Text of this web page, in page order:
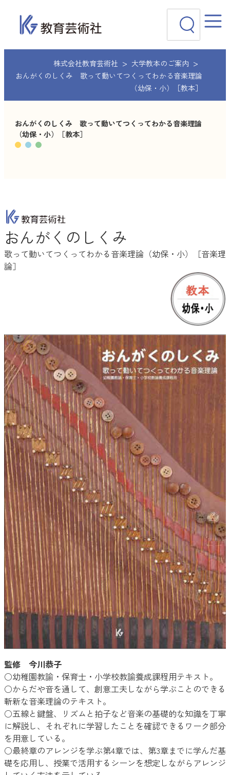
キ
株式会社教育芸術社
大学教本のご案内
おんがくのしくみ 歌って動いてつくってわかる音楽理論
（幼保・小）［教本］
おんがくのしくみ 歌って動いてつくってわかる音楽理論
（幼保・小）［教本］
おんがくのしくみ
歌って動いてつくってわかる音楽理論（幼保・小）［音楽理
論］
監修 今川恭子
○幼稚園教諭・保育士・小学校教諭養成課程用テキスト。
○からだや音を通して、創意工夫しながら学ぶことのできる
斬新な音楽理論のテキスト。
○五線と鍵盤、リズムと拍子など音楽の基礎的な知識を丁寧
に解説し、それぞれに学習したことを確認できるワーク部分
を用意している。
○最終章のアレンジを学ぶ第4章では、第3章までに学んだ基
礎を応用し、授業で活用するシーンを想定しながらアレンジ